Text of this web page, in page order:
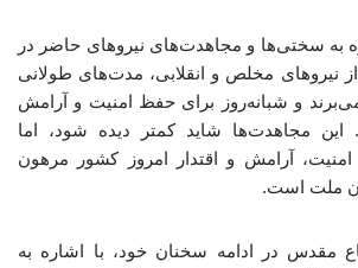
به سختی‌ها و مجاهدت‌های نیروهای حاضر در
نیروهای مخلص و انقلابی، مدت‌های طولانی
و شبانه‌روز برای حفظ امنیت و آرامش
مجاهدت‌ها شاید کمتر دیده شود، اما
آرامش و اقتدار امروز کشور مرهون
ملت است.
مقدس در ادامه سخنان خود، با اشاره به